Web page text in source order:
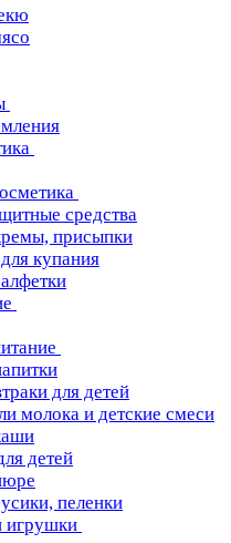
средства
присыпки
купания
для детей
молока и детские смеси
детей
пеленки
игрушки